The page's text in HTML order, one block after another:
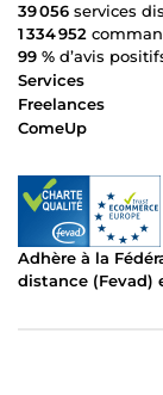
39 056 services
1 334 952
99 % d’avis
Services
Freelances
ComeUp
Adhère à la
distance (Fevad)